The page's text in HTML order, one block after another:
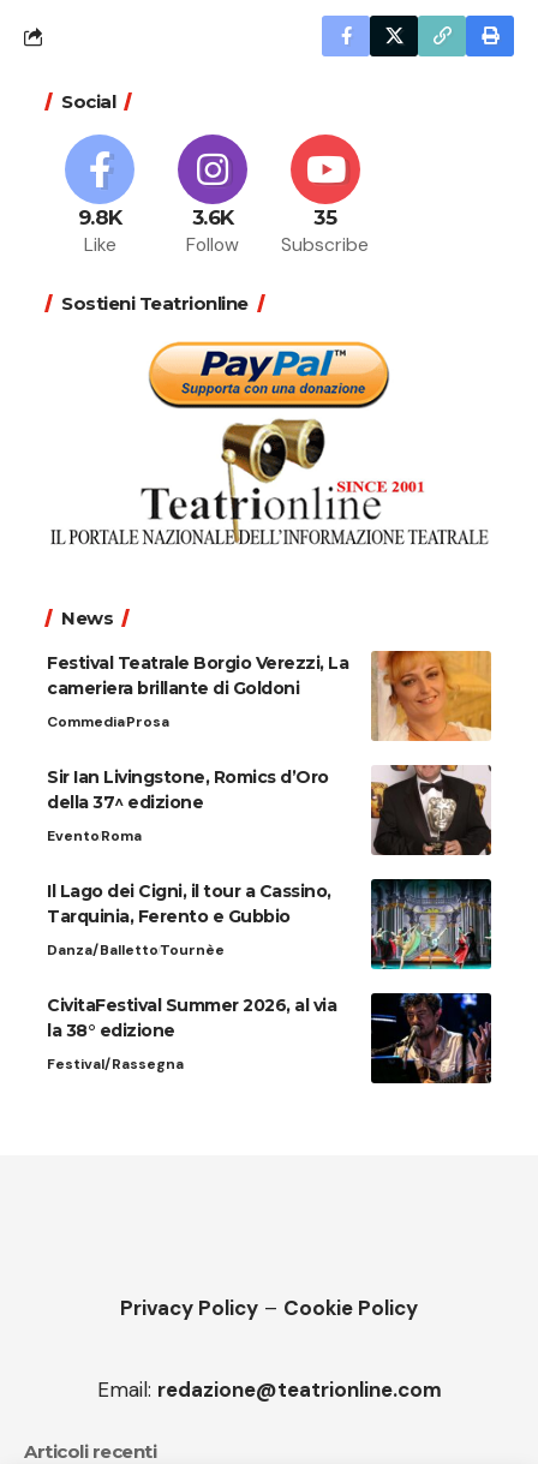
Social
9.8K
Like
3.6K
Follow
35
Subscribe
Sostieni Teatrionline
News
Festival Teatrale Borgio Verezzi, La
cameriera brillante di Goldoni
CommediaProsa
Sir Ian Livingstone, Romics d’Oro
della 37^ edizione
EventoRoma
Il Lago dei Cigni, il tour a Cassino,
Tarquinia, Ferento e Gubbio
Danza/BallettoTournèe
CivitaFestival Summer 2026, al via
la 38° edizione
Festival/Rassegna
Privacy Policy – Cookie Policy
Email: redazione@teatrionline.com
Articoli recenti